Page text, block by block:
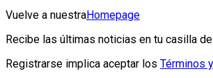
Vuelve a nuestraHomepage
Recibe las últimas noticias en tu casilla
Registrarse implica aceptar los Términos